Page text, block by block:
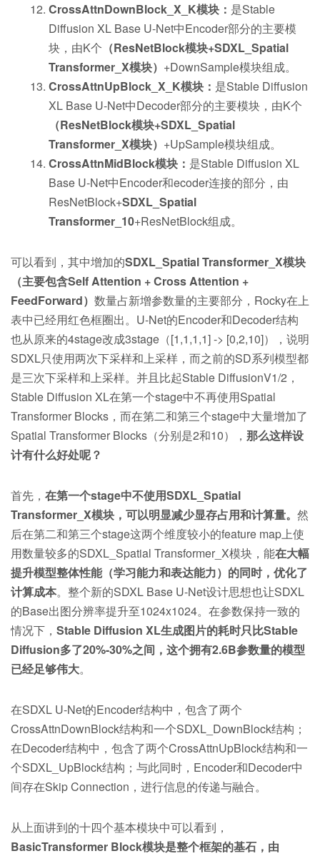
CrossAttnDownBlock_X_K模块： 是Stable
Diffusion XL Base U-Net中Encoder部分的主要模
块，由K个 （ResNetBlock模块+SDXL_Spatial
Transformer_X模块） +DownSample模块组成。
CrossAttnUpBlock_X_K模块： 是Stable Diffusion
XL Base U-Net中Decoder部分的主要模块，由K个
（ResNetBlock模块+SDXL_Spatial
Transformer_X模块） +UpSample模块组成。
CrossAttnMidBlock模块： 是Stable Diffusion XL
Base U-Net中Encoder和ecoder连接的部分，由
ResNetBlock+SDXL_Spatial
Transformer_10+ResNetBlock组成。
可以看到，其中增加的SDXL_Spatial Transformer_X模块
（主要包含Self Attention + Cross Attention +
FeedForward） 数量占新增参数量的主要部分，Rocky在上
表中已经用红色框圈出。U-Net的Encoder和Decoder结构
也从原来的4stage改成3stage（[1,1,1,1] -> [0,2,10]），说明
SDXL只使用两次下采样和上采样，而之前的SD系列模型都
是三次下采样和上采样。并且比起Stable DiffusionV1/2，
Stable Diffusion XL在第一个stage中不再使用Spatial
Transformer Blocks，而在第二和第三个stage中大量增加了
Spatial Transformer Blocks（分别是2和10）， 那么这样设
计有什么好处呢？
首先， 在第一个stage中不使用SDXL_Spatial
Transformer_X模块，可以明显减少显存占用和计算量。 然
后在第二和第三个stage这两个维度较小的feature map上使
用数量较多的SDXL_Spatial Transformer_X模块，能在大幅
提升模型整体性能（学习能力和表达能力）的同时，优化了
计算成本。整个新的SDXL Base U-Net设计思想也让SDXL
的Base出图分辨率提升至1024x1024。在参数保持一致的
情况下， Stable Diffusion XL生成图片的耗时只比Stable
Diffusion多了20%-30%之间，这个拥有2.6B参数量的模型
已经足够伟大。
在SDXL U-Net的Encoder结构中，包含了两个
CrossAttnDownBlock结构和一个SDXL_DownBlock结构；
在Decoder结构中，包含了两个CrossAttnUpBlock结构和一
个SDXL_UpBlock结构；与此同时，Encoder和Decoder中
间存在Skip Connection，进行信息的传递与融合。
从上面讲到的十四个基本模块中可以看到，
BasicTransformer Block模块是整个框架的基石，由